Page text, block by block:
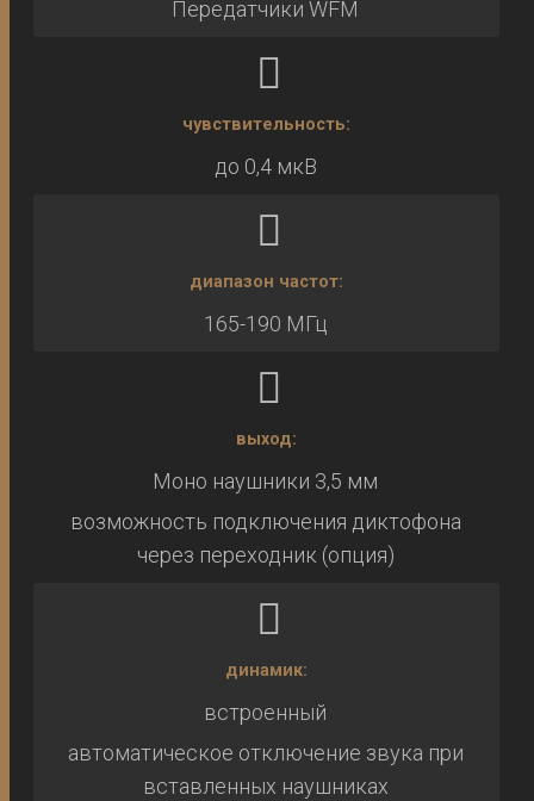
Передатчики WFM
чувствительность:
до 0,4 мкВ
диапазон частот:
165-190 МГц
выход:
Моно наушники 3,5 мм
возможность подключения диктофона
через переходник (опция)
динамик:
встроенный
автоматическое отключение звука при
вставленных наушниках